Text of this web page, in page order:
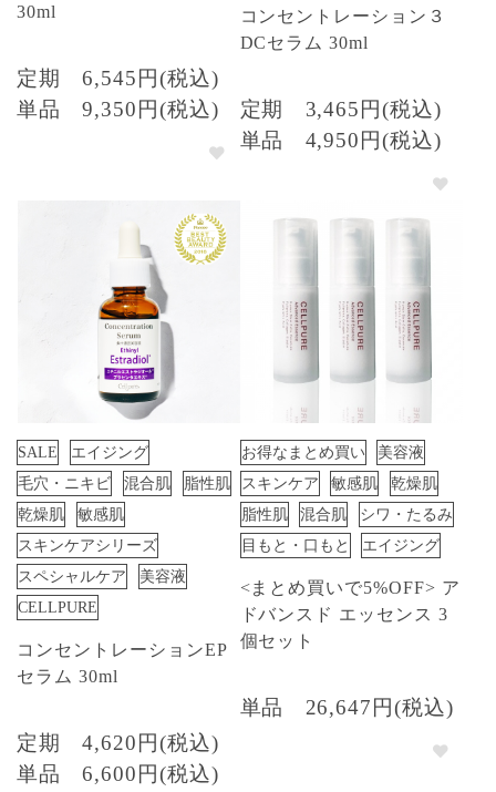
30ml
定期
6,545円(税込)
単品
9,350円(税込)
コンセントレーション３
DCセラム 30ml
定期
3,465円(税込)
単品
4,950円(税込)
SALE
エイジング
毛穴・ニキビ
混合肌
脂性肌
乾燥肌
敏感肌
スキンケアシリーズ
スペシャルケア
美容液
CELLPURE
コンセントレーションEP
セラム 30ml
定期
4,620円(税込)
単品
6,600円(税込)
お得なまとめ買い
美容液
スキンケア
敏感肌
乾燥肌
脂性肌
混合肌
シワ・たるみ
目もと・口もと
エイジング
<まとめ買いで5%OFF> ア
ドバンスド エッセンス 3
個セット
単品 26,647円(税込)